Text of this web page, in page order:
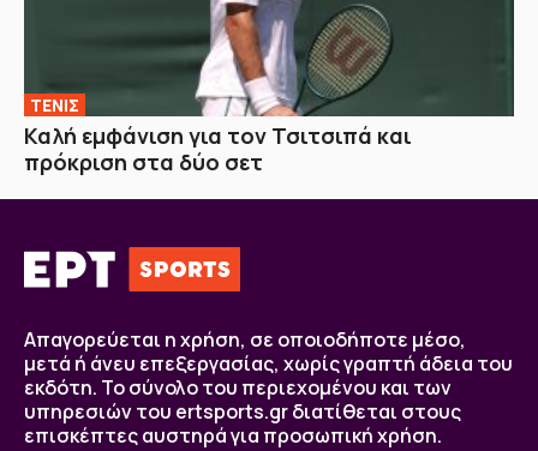
ΤΕΝΙΣ
Καλή εμφάνιση για τον Τσιτσιπά και
πρόκριση στα δύο σετ
Απαγορεύεται η χρήση, σε οποιοδήποτε μέσο,
μετά ή άνευ επεξεργασίας, χωρίς γραπτή άδεια του
εκδότη. Το σύνολο του περιεχομένου και των
υπηρεσιών του ertsports.gr διατίθεται στους
επισκέπτες αυστηρά για προσωπική χρήση.